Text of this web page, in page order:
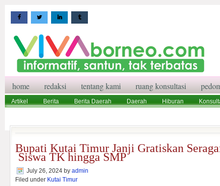
home redaksi tentang kami ruang konsultasi
Artikel Berita Berita Daerah Daerah Hiburan
Bupati Kutai Timur Janji Gratiskan
Siswa TK hingga SMP
July 26, 2024 by admin
Filed under Kutai Timur